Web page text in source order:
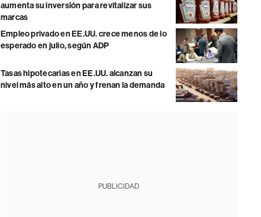
aumenta su inversión para revitalizar sus
marcas
Empleo privado en EE.UU. crece menos de lo
esperado en julio, según ADP
Tasas hipotecarias en EE.UU. alcanzan su
nivel más alto en un año y frenan la demanda
PUBLICIDAD